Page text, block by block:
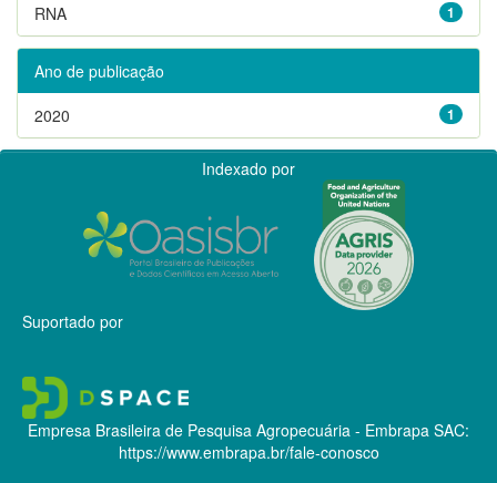
1
RNA
Ano de publicação
1
2020
Indexado por
Suportado por
Empresa Brasileira de Pesquisa Agropecuária - Embrapa SAC:
https://www.embrapa.br/fale-conosco